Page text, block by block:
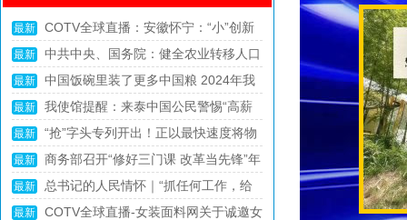
最新 中网市场：人人参与 共铸亚运精彩
（体坛观澜）
最新 中网市场：中国车谷“换道”加速
最新 中网市场：杨振宁留一手，翁帆“防不
胜防”!101岁的杨振宁，谋略太深
最新 冯小刚坦言人生有三大遗憾：最大的遗
憾没想到是捧红王宝强！
最新 从温州出发，正泰如何跳出浙江站稳千
亿级发展台阶
最新 她们的高消费你想象不到，花钱如流水
的6位女星，一般人真养不起
最新 清华才女”李一诺：辞百万年薪，4年生
3娃，现帮比尔盖茨花钱
最新 中国GDP“第一区”，迎来新任一把手